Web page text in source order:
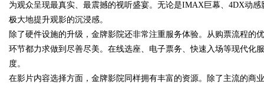
uz
为观众呈现最真实、最震撼的视听盛宴。无论是IMAX巨幕、4DX动
极大地提升观影的沉浸感。
除了硬件设施的升级，金牌影院还非常注重服务体验。从购票流程的
环节都力求做到尽善尽美。在线选座、电子票务、快速入场等现代化
度。
在影片内容选择方面，金牌影院同样拥有丰富的资源。除了主流的商